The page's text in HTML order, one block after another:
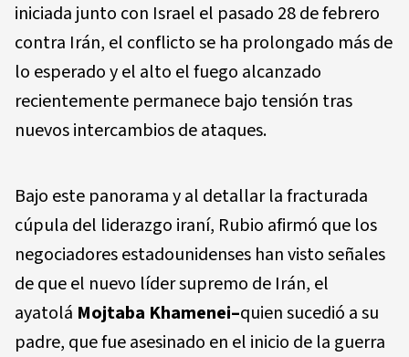
iniciada junto con Israel el pasado 28 de febrero
contra Irán, el conflicto se ha prolongado más de
lo esperado y el alto el fuego alcanzado
recientemente permanece bajo tensión tras
nuevos intercambios de ataques.
Bajo este panorama y al detallar la fracturada
cúpula del liderazgo iraní, Rubio afirmó que los
negociadores estadounidenses han visto señales
de que el nuevo líder supremo de Irán, el
ayatolá Mojtaba Khamenei–quien sucedió a su
padre, que fue asesinado en el inicio de la guerra